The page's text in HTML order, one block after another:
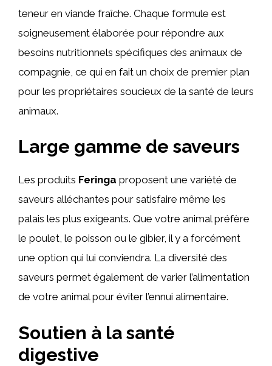
teneur en viande fraîche. Chaque formule est
soigneusement élaborée pour répondre aux
besoins nutritionnels spécifiques des animaux de
compagnie, ce qui en fait un choix de premier plan
pour les propriétaires soucieux de la santé de leurs
animaux.
Large gamme de saveurs
Les produits Feringa proposent une variété de
saveurs alléchantes pour satisfaire même les
palais les plus exigeants. Que votre animal préfère
le poulet, le poisson ou le gibier, il y a forcément
une option qui lui conviendra. La diversité des
saveurs permet également de varier l’alimentation
de votre animal pour éviter l’ennui alimentaire.
Soutien à la santé
digestive